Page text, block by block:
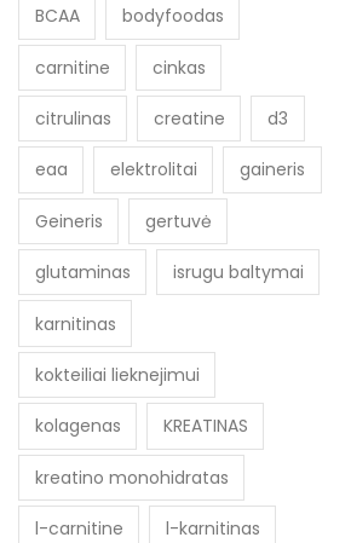
BCAA bodyfoodas
carnitine cinkas
citrulinas creatine d3
eaa elektrolitai gaineris
Geineris gertuvė
glutaminas isrugu baltymai
karnitinas
kokteiliai lieknejimui
kolagenas KREATINAS
kreatino monohidratas
l-carnitine l-karnitinas